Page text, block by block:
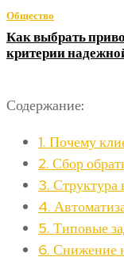
Общество
Как выбрать
критерии
Содержание:
1. Почему
2. Сбор
3. Структура
4.
5. Типовые
6. Снижение